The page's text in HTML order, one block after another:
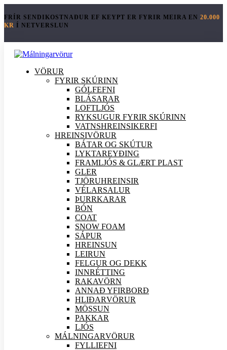
FRÍR SENDIKOSTNAÐUR EF KEYPT ER FYRIR MEIRA EN 20.000
KR Í NETVERSLUN
VÖRUR
FYRIR SKÚRINN
GÓLFEFNI
BLÁSARAR
LOFTLJÓS
RYKSUGUR FYRIR SKÚRINN
VATNSHREINSIKERFI
HREINSIVÖRUR
BÁTAR OG SKÚTUR
LYKTAREYÐING
FRAMLJÓS & GLÆRT PLAST
GLER
TJÖRUHREINSIR
VÉLARSALUR
ÞURRKARAR
BÓN
COAT
SNOW FOAM
SÁPUR
HREINSUN
LEIRUN
FELGUR OG DEKK
INNRÉTTING
RAKAVÖRN
ANNAÐ YFIRBORÐ
HLIÐARVÖRUR
MÖSSUN
PAKKAR
LJÓS
MÁLNINGARVÖRUR
FYLLIEFNI